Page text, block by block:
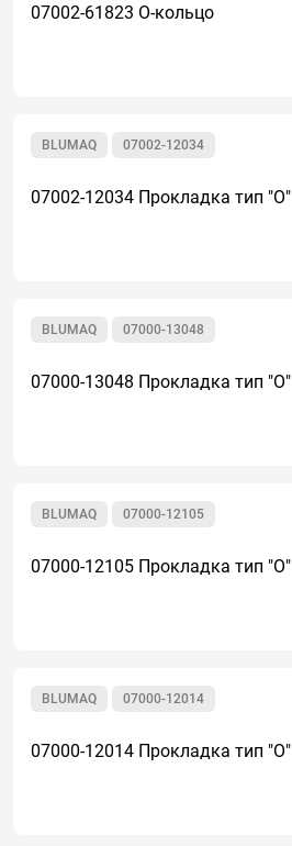
07002-61823 О-кольцо
07002-12034
BLUMAQ
07002-12034 Прокладка тип "О"
07000-13048
BLUMAQ
07000-13048 Прокладка тип "О"
07000-12105
BLUMAQ
07000-12105 Прокладка тип "О"
07000-12014
BLUMAQ
07000-12014 Прокладка тип "О"